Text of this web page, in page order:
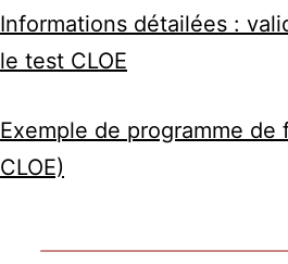
Informations détailées :
le test CLOE
Exemple de programme
CLOE)